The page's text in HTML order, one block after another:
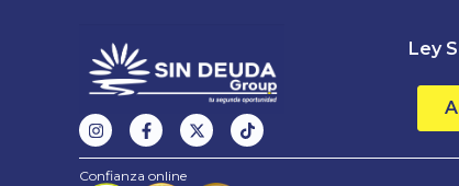
Ley
Confianza online